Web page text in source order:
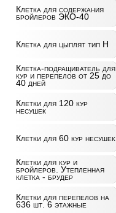
Клетка для содержания
бройлеров ЭКО-40
Клетка для цыплят тип Н
Клетка-подращиватель для
кур и перепелов от 25 до
40 дней
Клетки для 120 кур
несушек
Клетки для 60 кур несушек
Клетки для кур и
бройлеров. Утепленная
клетка - брудер
Клетки для перепелов на
636 шт. 6 этажные